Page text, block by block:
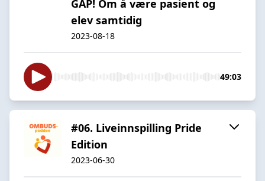
GAP! Om å være pasient og
elev samtidig
2023-08-18
49:03
#06. Liveinnspilling Pride
Edition
2023-06-30